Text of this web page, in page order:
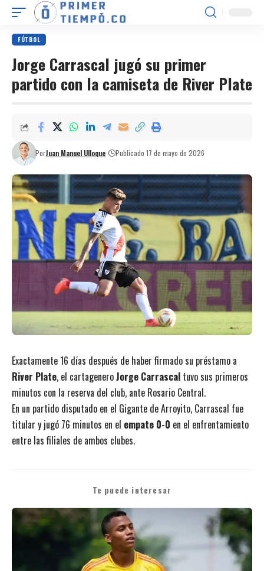
FÚTBOL
Jorge Carrascal jugó su primer
partido con la camiseta de River Plate
PorJuan Manuel Ulloque Publicado 17 de mayo de 2026
Exactamente 16 días después de haber firmado su préstamo a
River Plate, el cartageneroJorge Carrascal tuvo sus primeros
minutos con la reserva del club, ante Rosario Central.
En un partido disputado en el Gigante de Arroyito, Carrascal fue
titular y jugó 76 minutos en el empate 0-0 en el enfrentamiento
entre las filiales de ambos clubes.
Te puede interesar